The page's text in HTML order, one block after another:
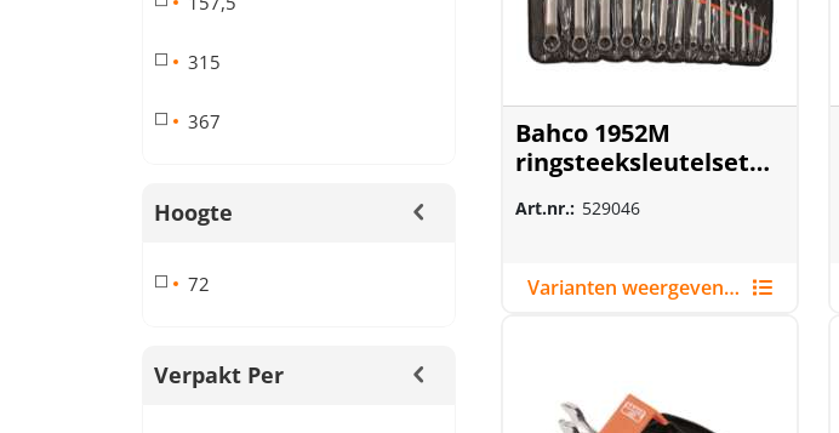
315
367
Hoogte
72
Verpakt Per
Bahco 1952M
ringsteeksleutelset
Art.nr.: 529046
Varianten weergeven (2)